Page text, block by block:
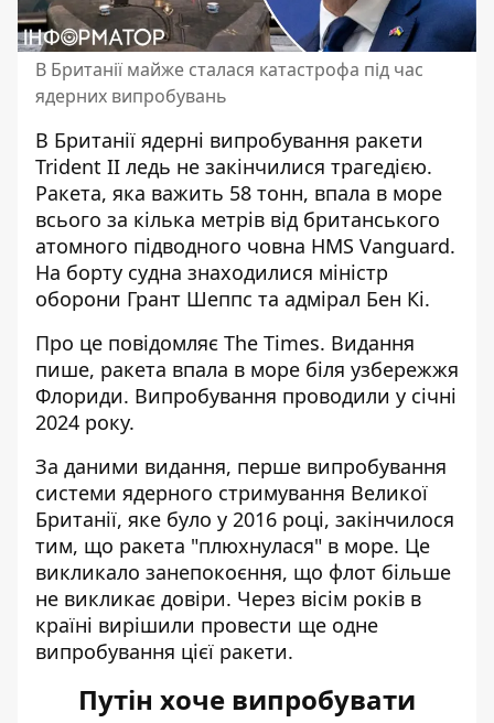
В Британії майже сталася катастрофа під час
ядерних випробувань
В Британії ядерні випробування ракети
Trident II ледь не закінчилися трагедією.
Ракета, яка важить 58 тонн, впала в море
всього за кілька метрів від британського
атомного підводного човна HMS Vanguard.
На борту судна знаходилися міністр
оборони Грант Шеппс та адмірал Бен Кі.
Про це повідомляє The Times. Видання
пише, ракета впала в море біля узбережжя
Флориди. Випробування проводили у січні
2024 року.
За даними видання, перше випробування
системи ядерного стримування Великої
Британії, яке було у 2016 році, закінчилося
тим, що ракета "плюхнулася" в море. Це
викликало занепокоєння, що флот більше
не викликає довіри. Через вісім років в
країні вирішили провести ще одне
випробування цієї ракети.
Путін хоче випробувати